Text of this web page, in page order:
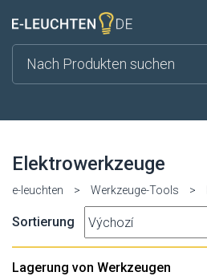
Elektrowerkzeuge
e-leuchten > Werkzeuge-Tools >
Sortierung
Lagerung von Werkzeugen